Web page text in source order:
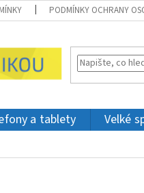
PODMÍNKY OCHRANY
a tablety Velké